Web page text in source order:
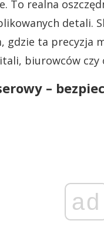
To realna
detali.
gdzie ta precyzja
biurowców czy
–
ad